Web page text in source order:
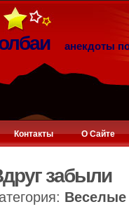
анекдоты
Контакты О Сайте
забыли
Веселые